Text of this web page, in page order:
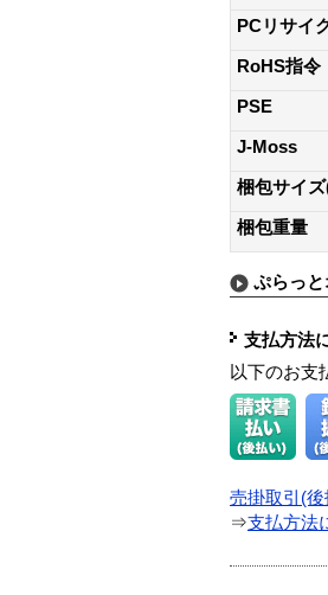
PCリサイ
RoHS指令
PSE
J-Moss
梱包サイ
梱包重量
ぷらっ
支払方法
以下のお支
売掛取引(後
⇒支払方法